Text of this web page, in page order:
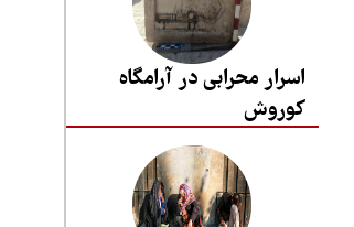
اسرار محرابی در آرامگاه
کوروش